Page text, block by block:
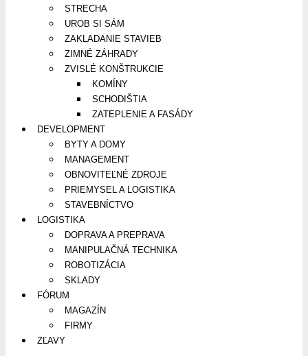
STRECHA
UROB SI SÁM
ZAKLADANIE STAVIEB
ZIMNÉ ZÁHRADY
ZVISLÉ KONŠTRUKCIE
KOMÍNY
SCHODIŠTIA
ZATEPLENIE A FASÁDY
DEVELOPMENT
BYTY A DOMY
MANAGEMENT
OBNOVITEĽNÉ ZDROJE
PRIEMYSEL A LOGISTIKA
STAVEBNÍCTVO
LOGISTIKA
DOPRAVA A PREPRAVA
MANIPULAČNÁ TECHNIKA
ROBOTIZÁCIA
SKLADY
FÓRUM
MAGAZÍN
FIRMY
ZĽAVY